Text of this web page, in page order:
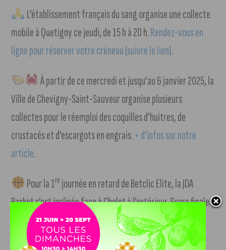
L’établissement français du sang organise une collecte
mobile à Quetigny ce jeudi, de 15 h à 20 h.Rendez-vous en
ligne pour réserver votre créneau (suivre le lien).
À partir de ce mercredi et jusqu’au 6 janvier 2025, la
Ville de Chevigny-Saint-Sauveur organise plusieurs
collectes pour le réemploi des coquilles d’huitres, de
crustacés et d’escargots en engrais.+ d’infos sur notre
article.
Pour la 1re journée en retard de Betclic Elite, la JDA
Basket s’est inclinée face à Cholet à l’extérieur. Score finale :
95-89.